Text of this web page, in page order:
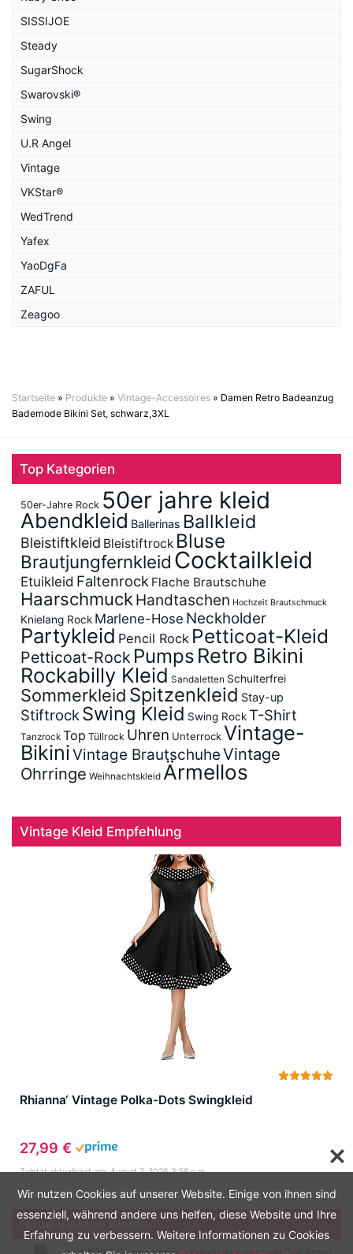
SISSIJOE
Steady
SugarShock
Swarovski®
Swing
U.R Angel
Vintage
VKStar®
WedTrend
Yafex
YaoDgFa
ZAFUL
Zeagoo
Startseite » Produkte » Vintage-Accessoires » Damen Retro Badeanzug
Bademode Bikini Set, schwarz,3XL
Top Kategorien
50er-Jahre Rock 50er jahre kleid
Abendkleid Ballerinas Ballkleid
Bleistiftkleid Bleistiftrock Bluse
Brautjungfernkleid Cocktailkleid
Etuikleid Faltenrock Flache Brautschuhe
Haarschmuck Handtaschen Hochzeit Brautschmuck
Knielang Rock Marlene-Hose Neckholder
Partykleid Pencil Rock Petticoat-Kleid
Petticoat-Rock Pumps Retro Bikini
Rockabilly Kleid Sandaletten Schulterfrei
Sommerkleid Spitzenkleid Stay-up
Stiftrock Swing Kleid Swing RockT-Shirt
Tanzrock Top Tüllrock Uhren UnterrockVintage-
BikiniVintage BrautschuheVintage
Ohrringe Weihnachtskleid Ärmellos
Vintage Kleid Empfehlung
Rhianna‘ Vintage Polka-Dots Swingkleid
27,99 €
Zuletzt aktualisiert am: August 7, 2026 3:58 p.m.
Neue Vintage Kleider
Wir nutzen Cookies auf unserer Website. Einige von ihnen sind
essenziell, während andere uns helfen, diese Website und Ihre
Erfahrung zu verbessern. Weitere Informationen zu Cookies